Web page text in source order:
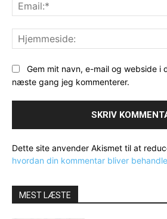
Gem mit navn, e-mail og webside i
næste gang jeg kommenterer.
Dette site anvender Akismet til at
hvordan din kommentar bliver
MEST LÆSTE